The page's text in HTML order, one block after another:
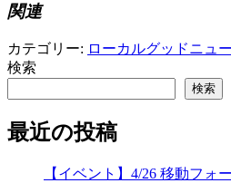
関連
カテゴリー: ローカルグッドニュ
検索
検索
最近の投稿
【イベント】4/26 移動フォ